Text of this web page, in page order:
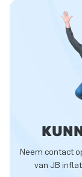
Neem contact
van JB